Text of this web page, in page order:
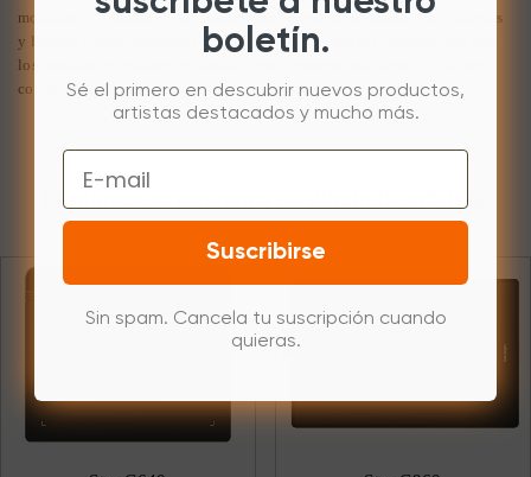
modificar o eliminar en un instante las marcas no deseadas. Los pinceles
y lienzos complementarios admiten diferentes efectos visuales para que
los estudiantes realmente puedan crear y expresar sus ideas y visiones
con total facilidad.
Comience su programa de dibujo de gráficos
boletín.
Sé el primero en descubrir nuevos productos,
artistas destacados y mucho más.
Email
Suscribirse
Sin spam. Cancela tu suscripción cuando
quieras.